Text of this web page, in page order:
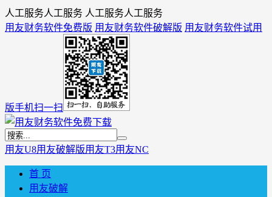
人工服务人工服务 人工服务人工服务
用友财务软件免费版 用友财务软件破解版 用友财务软件试用
版手机扫一扫
用友U8用友破解版用友T3用友NC
首 页
用友破解